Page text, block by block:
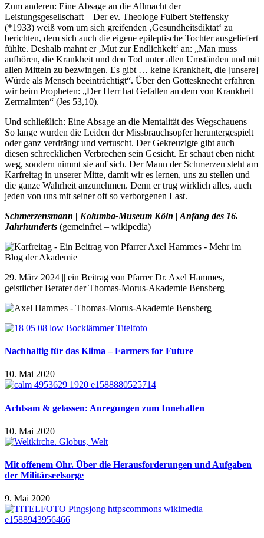
Zum anderen: Eine Absage an die Allmacht der
Leistungsgesellschaft – Der ev. Theologe Fulbert Steffensky
(*1933) weiß vom um sich greifenden ‚Gesundheitsdiktat‘ zu
berichten, dem sich auch die eigene epileptische Tochter ausgeliefert
fühlte. Deshalb mahnt er ‚Mut zur Endlichkeit‘ an: „Man muss
aufhören, die Krankheit und den Tod unter allen Umständen und mit
allen Mitteln zu bezwingen. Es gibt … keine Krankheit, die [unsere]
Würde als Mensch beeinträchtigt“. Über den Gottesknecht erfahren
wir beim Propheten: „Der Herr hat Gefallen an dem von Krankheit
Zermalmten“ (Jes 53,10).
Und schließlich: Eine Absage an die Mentalität des Wegschauens –
So lange wurden die Leiden der Missbrauchsopfer heruntergespielt
oder ganz verdrängt und vertuscht. Der Gekreuzigte gibt auch
diesen schrecklichen Verbrechen sein Gesicht. Er schaut eben nicht
weg, sondern nimmt sie auf sich. Der Mann der Schmerzen steht am
Karfreitag in unserer Mitte, damit wir es lernen, uns zu stellen und
die ganze Wahrheit anzunehmen. Denn er trug wirklich alles, auch
jeden von uns mit seiner oft so verborgenen Last.
Schmerzensmann | Kolumba-Museum Köln | Anfang des 16.
Jahrhunderts (gemeinfrei – wikipedia)
29. März 2024 || ein Beitrag von Pfarrer Dr. Axel Hammes,
geistlicher Berater der Thomas-Morus-Akademie Bensberg
Nachhaltig für das Klima – Farmers for Future
10. Mai 2020
Achtsam & gelassen: Anregungen zum Innehalten
10. Mai 2020
Mit offenem Ohr. Über die Herausforderungen und Aufgaben
der Militärseelsorge
9. Mai 2020